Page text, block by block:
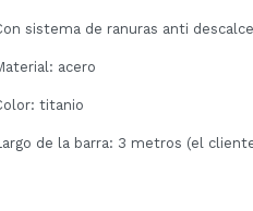
sistema de ranuras anti
acero
titanio
de la barra: 3 metros (el